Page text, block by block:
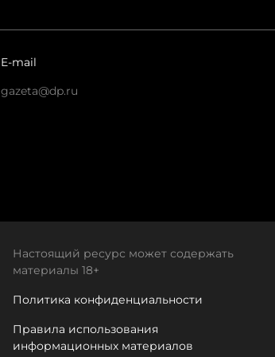
E-mail
gazeta@dp.ru
Настоящий ресурс может содержать
материалы 18+
Политика конфиденциальности
Правила использования
информационных материалов